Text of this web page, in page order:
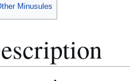
Minusules